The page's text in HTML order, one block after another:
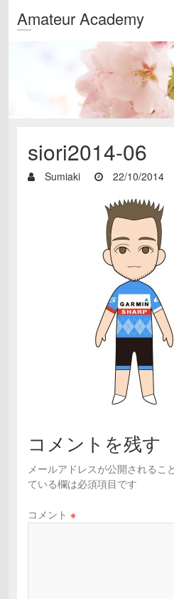
Amateur Academy
siori2014-06
Sumiaki 22/10/2014
コメントを残す
メールアドレスが公開されるこ
ている欄は必須項目です
コメント ※